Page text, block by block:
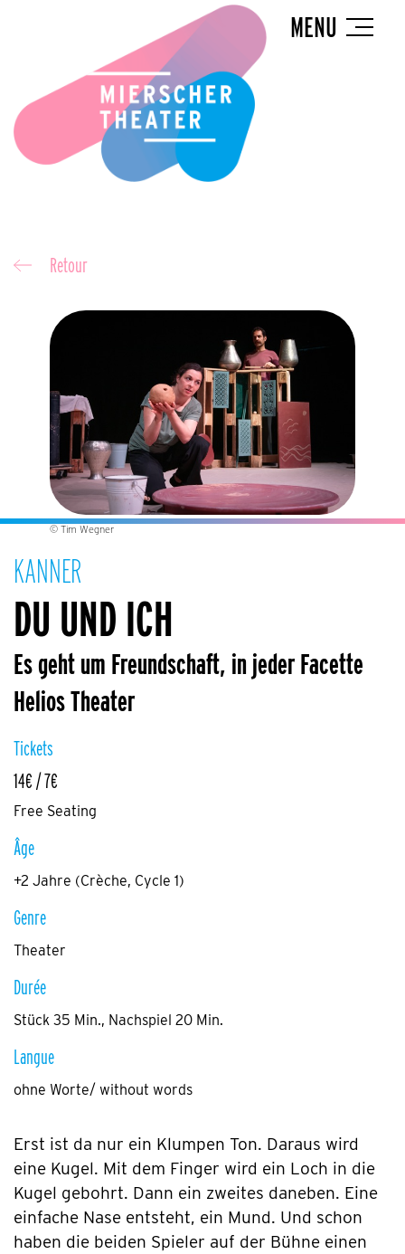
MENU
Retour
KANNER
© Tim Wegner
DU UND ICH
Es geht um Freundschaft, in jeder Facette
Helios Theater
Tickets
14€ / 7€
Free Seating
Âge
+2 Jahre (Crèche, Cycle 1)
Genre
Theater
Durée
Stück 35 Min., Nachspiel 20 Min.
Langue
ohne Worte/ without words
Erst ist da nur ein Klumpen Ton. Daraus wird
eine Kugel. Mit dem Finger wird ein Loch in die
Kugel gebohrt. Dann ein zweites daneben. Eine
einfache Nase entsteht, ein Mund. Und schon
haben die beiden Spieler auf der Bühne einen